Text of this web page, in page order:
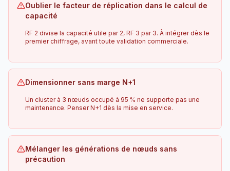
Oublier le facteur de réplication dans le calcul de
capacité
RF 2 divise la capacité utile par 2, RF 3 par 3. À intégrer dès le
premier chiffrage, avant toute validation commerciale.
Dimensionner sans marge N+1
Un cluster à 3 nœuds occupé à 95 % ne supporte pas une
maintenance. Penser N+1 dès la mise en service.
Mélanger les générations de nœuds sans
précaution